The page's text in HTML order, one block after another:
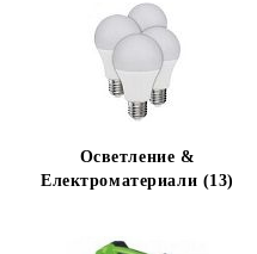
Осветление &
Електроматериали (13)